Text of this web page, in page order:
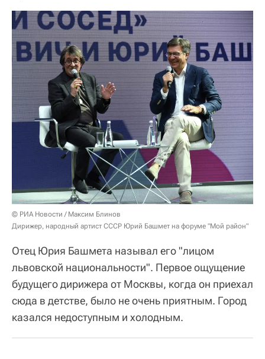
© РИА Новости / Максим Блинов
Дирижер, народный артист СССР Юрий Башмет на форуме "Мой район"
Отец Юрия Башмета называл его "лицом
львовской национальности". Первое ощущение
будущего дирижера от Москвы, когда он приехал
сюда в детстве, было не очень приятным. Город
казался недоступным и холодным.